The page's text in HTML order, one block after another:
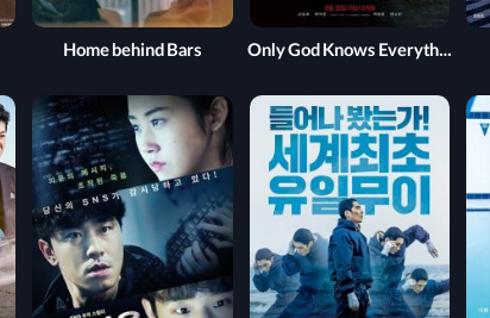
Only God Knows Everything
Home behind Bars